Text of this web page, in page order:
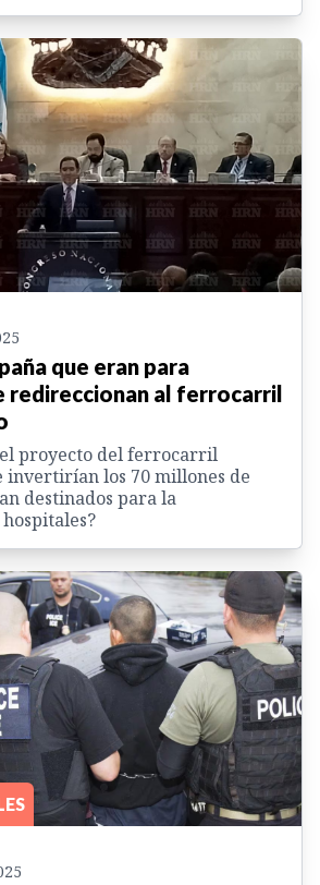
que eran para
redireccionan al ferrocarril
proyecto del ferrocarril
invertirían los 70 millones de
destinados para la